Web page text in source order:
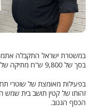
במשטרת ישראל התקבלה
בסך של 9,800 ש"ח מתיקה של אישה בחנות בעיר ביתר עילית.
בפעילות מאומצת של שוטרי
זהותו של קטין תושב בית שמש
הכסף הגנוב.